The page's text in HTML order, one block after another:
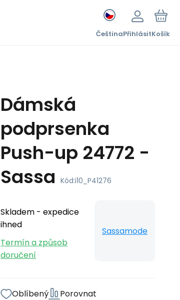
ČeštinaPřihlásitKošík
Dámská
podprsenka
Push-up 24772 -
Sassa Kód:i10_P41276
Skladem - expedice
ihned
Termín a způsob
doručení
Sassamode
Oblíbený Porovnat